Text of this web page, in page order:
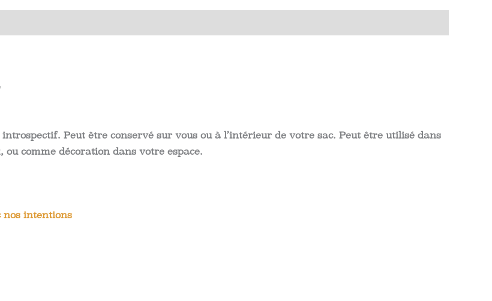
Peut être conservé sur vous ou à l’intérieur de votre sac. Peut être utilisé dans
comme décoration dans votre espace.
nos intentions